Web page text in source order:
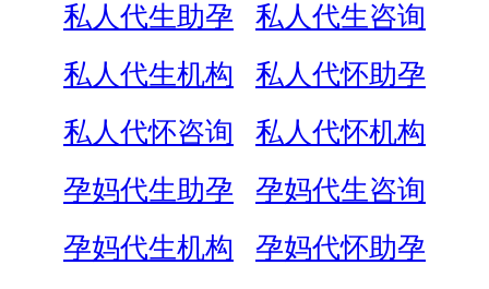
私人代生助孕
私人代生咨询
私人代生机构
私人代怀助孕
私人代怀咨询
私人代怀机构
孕妈代生助孕
孕妈代生咨询
孕妈代生机构
孕妈代怀助孕